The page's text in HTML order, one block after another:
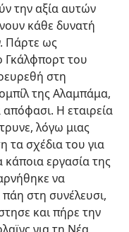
την αξία αυτών
κάθε δυνατή
Πάρτε ως
Γκάλφπορτ του
στη
της Αλαμπάμα,
Η εταιρεία
λόγω μιας
τα σχέδια του για
κάποια εργασία της
να
στη συνέλευσι,
και πήρε την